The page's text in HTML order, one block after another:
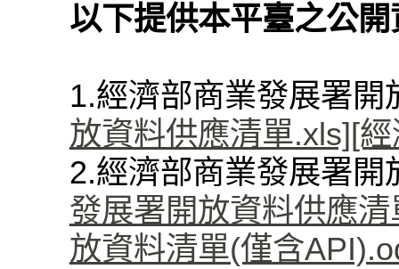
以下提供本平臺之公
1.經濟部商業發展署開
放資料供應清單.xls][
2.經濟部商業發展署
發展署開放資料供應
放資料清單(僅含